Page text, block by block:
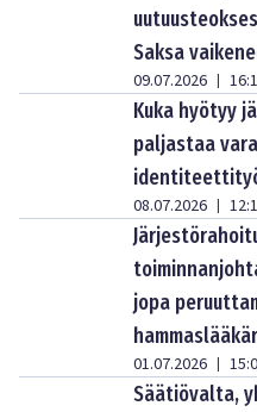
Saksa
09.07.2026 |
Kuka hyötyy
paljastaa
08.07.2026 |
jopa
01.07.2026 |
Säätiövalta,